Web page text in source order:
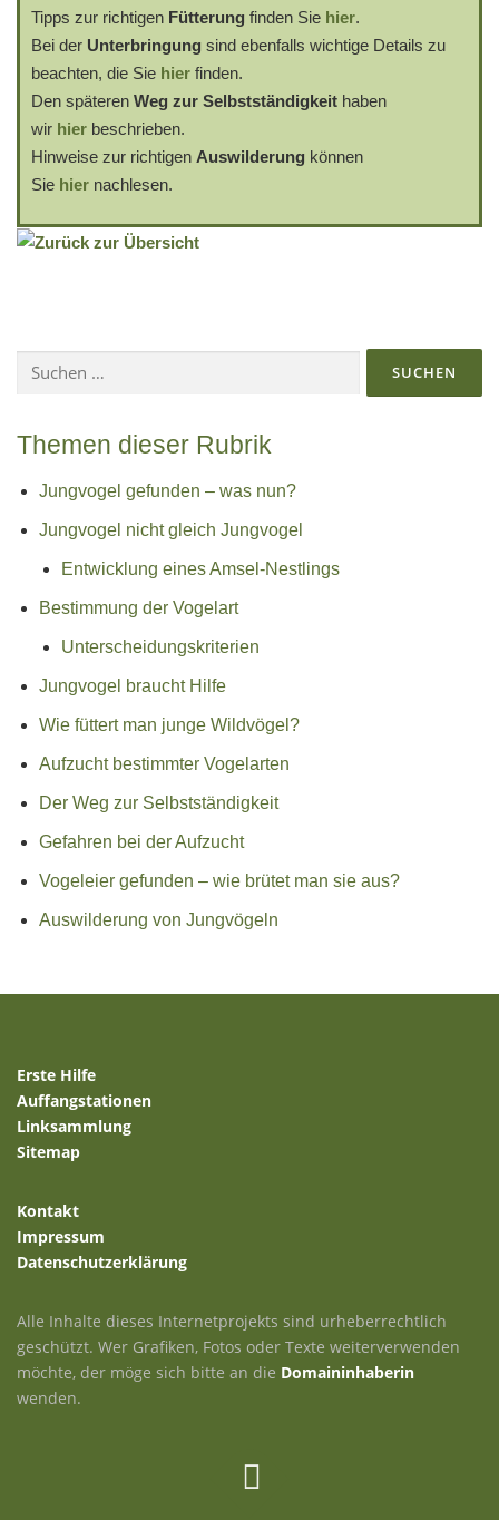
Tipps zur richtigen Fütterung finden Sie hier.
Bei der Unterbringung sind ebenfalls wichtige Details zu
beachten, die Sie hier finden.
Den späteren Weg zur Selbstständigkeit haben
wir hier beschrieben.
Hinweise zur richtigen Auswilderung können
Sie hier nachlesen.
nach:
Themen dieser Rubrik
Jungvogel gefunden – was nun?
Jungvogel nicht gleich Jungvogel
Entwicklung eines Amsel-Nestlings
Bestimmung der Vogelart
Unterscheidungskriterien
Jungvogel braucht Hilfe
Wie füttert man junge Wildvögel?
Aufzucht bestimmter Vogelarten
Der Weg zur Selbstständigkeit
Gefahren bei der Aufzucht
Vogeleier gefunden – wie brütet man sie aus?
Auswilderung von Jungvögeln
Erste Hilfe
Auffangstationen
Linksammlung
Sitemap
Kontakt
Impressum
Datenschutzerklärung
Alle Inhalte dieses Internetprojekts sind urheberrechtlich
geschützt. Wer Grafiken, Fotos oder Texte weiterverwenden
möchte, der möge sich bitte an die Domaininhaberin
wenden.